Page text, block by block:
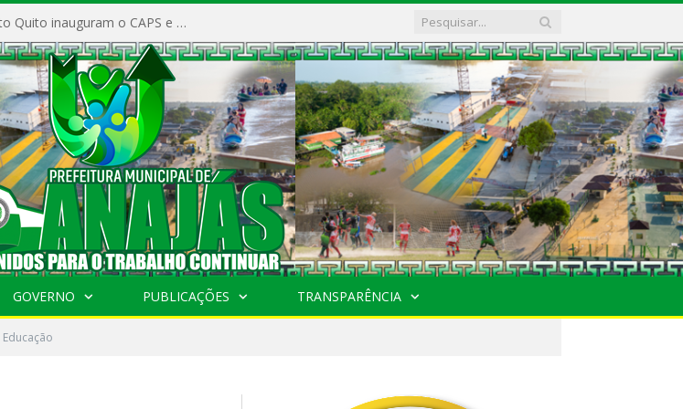
Prefeito Vivaldo Mendes e vice-prefeito Quito inauguram o CAPS e fortalecem a saúde pública em Anajás.
GOVERNO PUBLICAÇÕES TRANSPARÊNCIA